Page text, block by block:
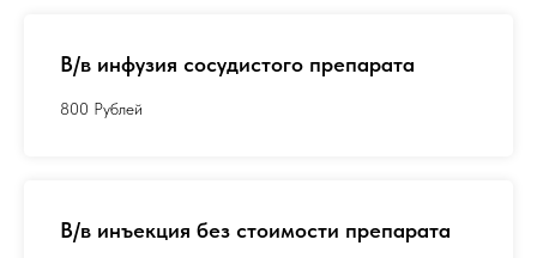
В/в инфузия сосудистого препарата
800 Рублей
В/в инъекция без стоимости препарата